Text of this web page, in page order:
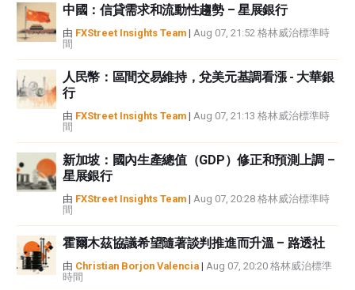
如果文章正文中沒有明確提到，在撰寫本文時，作者在本文中提到的任何股票
中都沒有頭寸，也沒有與文中提到的任何公司有業務關係。除了FXStreet，作
者沒有收到撰寫這篇文章的報酬。
FXStreet和作者不提供個性化的建議。作者對該資訊的準確性、完整性或適用
性不作任何陳述。FXStreet和作者將不承擔任何錯誤，遺漏或任何損失，傷害
或損害由此資訊及其顯示或使用引起的。錯誤和遺漏除外。本文作者和
FXStreet並非註冊投資顧問，本文內容無意提供任何投資建議。
中國：信貸需求和流動性趨勢 – 星展銀行
由 FXStreet Insights Team | Aug 07, 21:52 格林威治標準時
間
人民幣：區間交易維持，兌美元基調看漲 - 大華銀
行
由 FXStreet Insights Team | Aug 07, 21:13 格林威治標準時
間
新加坡：國內生產總值（GDP）修正和預測上調 –
星展銀行
由 FXStreet Insights Team | Aug 07, 20:28 格林威治標準時
間
霍爾木茲協議希望隨著談判推進而升溫 – 路透社
由 Christian Borjon Valencia | Aug 07, 20:20 格林威治標準
時間